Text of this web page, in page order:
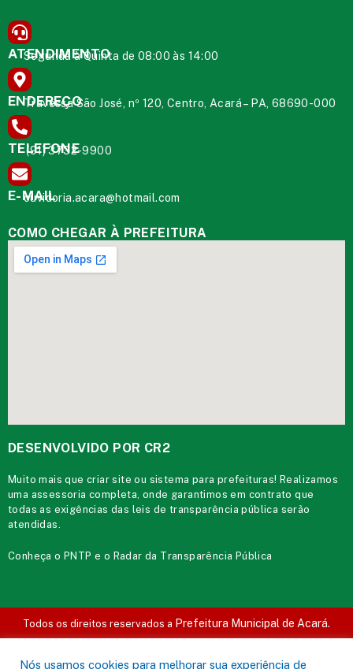
ATENDIMENTO
Segunda à Quinta de 08:00 às 14:00
ENDEREÇO
Travessa São José, nº 120, Centro, Acará – PA, 68690-000
TELEFONE
(91) 3732-9900
E-MAIL
ouvidoria.acara@hotmail.com
COMO CHEGAR À PREFEITURA
DESENVOLVIDO POR CR2
Muito mais quecriar site ou sistema para prefeituras! Realizamos
uma assessoria completa, onde garantimos em contrato que
todas as exigências das leis de transparência pública serão
atendidas.
Conheça oPNTP e o Radar da Transparência Pública
Todos os direitos reservados a Prefeitura Municipal de Acará.
Nós usamos cookies para melhorar sua experiência de